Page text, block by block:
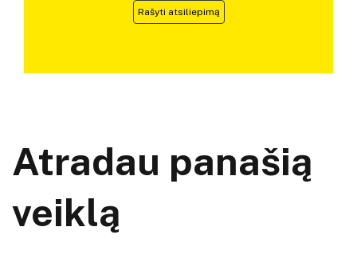
Rašyti atsiliepimą
Atradau panašią
veiklą